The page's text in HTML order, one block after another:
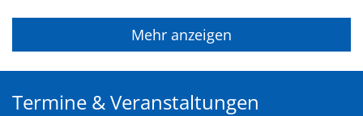
Mehr anzeigen
Termine & Veranstaltungen